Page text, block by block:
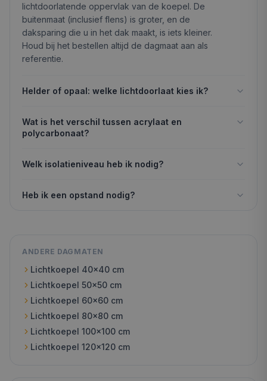
lichtdoorlatende oppervlak van de koepel. De
buitenmaat (inclusief flens) is groter, en de
daksparing die u in het dak maakt, is iets kleiner.
Houd bij het bestellen altijd de dagmaat aan als
referentie.
Helder of opaal: welke lichtdoorlaat kies ik?
Wat is het verschil tussen acrylaat en
polycarbonaat?
Welk isolatieniveau heb ik nodig?
Heb ik een opstand nodig?
ANDERE DAGMATEN
Lichtkoepel 40x40 cm
Lichtkoepel 50x50 cm
Lichtkoepel 60x60 cm
Lichtkoepel 80x80 cm
Lichtkoepel 100x100 cm
Lichtkoepel 120x120 cm